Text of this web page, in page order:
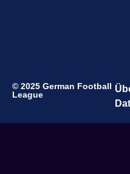
© 2025 German Football
League